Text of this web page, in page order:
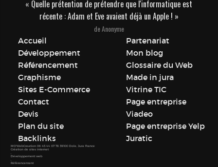
« Quelle prétention de prétendre que l'informatique est
récente : Adam et Eve avaient déjà un Apple ! »
de Anonyme
Accueil
Développement
Référencement
Graphisme
Sites E-Commerce
Contact
Devis
Plan du site
Backlinks
Partenariat
Mon blog
Glossaire du Web
Made in jura
Vitrine TIC
Page entreprise
Viadeo
Page entreprise Yelp
Juratic
MO'WebCreation 06 45 44 07 78 39100 Dole,Jura France
Création de sites internet
,
Développement web
,
Référencement